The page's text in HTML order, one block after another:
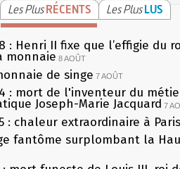
Les PlusRÉCENTS Les PlusLUS
: Henri II fixe que l’effigie du
monnaie 8 AOÛT
de singe 7 AOÛT
: mort de l'inventeur du
Joseph-Marie Jacquard 7
: chaleur extraordinaire à Paris
fantôme surplombant la